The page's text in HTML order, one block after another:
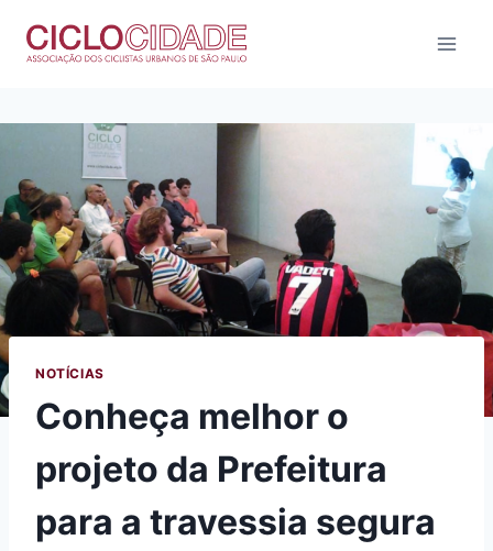
para
NOTÍCIAS
Conheça melhor o
projeto da Prefeitura
para a travessia segura